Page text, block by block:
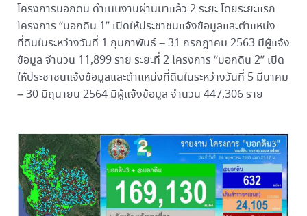
โครงการบอกดิน ดำเนินงานผ่านมาแล้ว 2 ระยะ โดยระยะแรก
โครงการ “บอกดิน 1” เปิดให้ประชาชนแจ้งข้อมูลและตำแหน่ง
ที่ดินในระหว่างวันที่ 1 กุมภาพันธ์ – 31 กรกฎาคม 2563 มีผู้แจ้ง
ข้อมูล จำนวน 11,899 ราย ระยะที่ 2 โครงการ “บอกดิน 2” เปิด
ให้ประชาชนแจ้งข้อมูลและตำแหน่งที่ดินในระหว่างวันที่ 5 มีนาคม
– 30 มิถุนายน 2564 มีผู้แจ้งข้อมูล จำนวน 447,306 ราย